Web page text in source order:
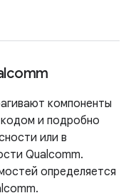
компоненты
и подробно
или в
Qualcomm.
определяется